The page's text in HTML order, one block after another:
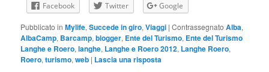
Facebook Twitter Google
Pubblicato in Mylife,Succede in giro,Viaggi |Contrassegnato Alba,
AlbaCamp, Barcamp,blogger, Ente del Turismo, Ente del Turismo
Langhe e Roero,langhe, Langhe e Roero 2012, Langhe Roero,
Roero,turismo,web | Lascia una risposta